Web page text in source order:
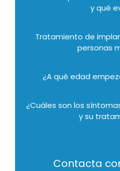
y qué
Tratamiento de
personas
¿A qué edad
¿Cuáles son los
y su
Contacta